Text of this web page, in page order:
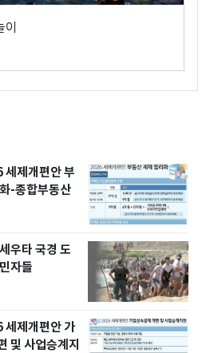
이
제개편안 부
-종합부동산
우타 국경 도
자들
제개편안 가
및 사업승계지